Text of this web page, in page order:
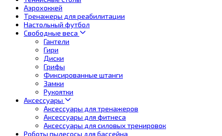
Аэрохоккей
Тренажеры для реабилитации
Настольный футбол
Свободные веса
Гантели
Гири
Диски
Грифы
Фиксированные штанги
Замки
Рукоятки
Аксессуары
Аксессуары для тренажеров
Аксессуары для фитнеса
Аксессуары для силовых тренировок
Роботы пылесосы для бассейна